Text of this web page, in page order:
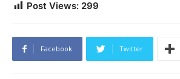
Post Views: 299
Facebook Twitter